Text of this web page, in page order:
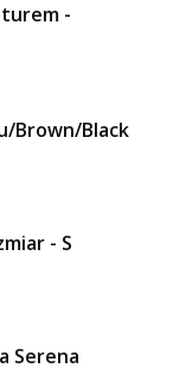
-
Brown/Black
- S
Serena